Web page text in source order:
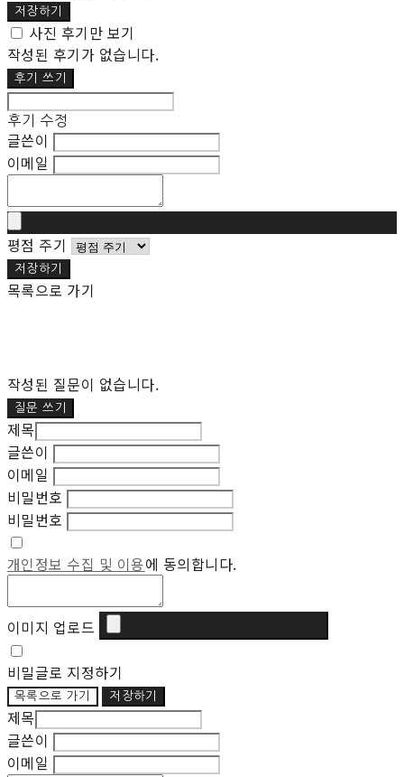
저장하기
사진 후기만 보기
작성된 후기가 없습니다.
후기 쓰기
후기 수정
글쓴이
이메일
평점 주기
저장하기
목록으로 가기
작성된 질문이 없습니다.
질문 쓰기
제목
글쓴이
이메일
비밀번호
비밀번호
개인정보 수집 및 이용에 동의합니다.
이미지 업로드
비밀글로 지정하기
목록으로 가기 저장하기
제목
글쓴이
이메일